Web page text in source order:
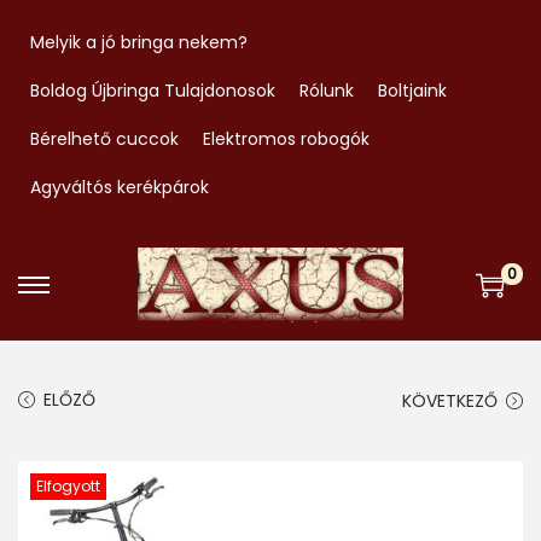
Melyik a jó bringa nekem?
Boldog Újbringa Tulajdonosok
Rólunk
Boltjaink
Bérelhető cuccok
Elektromos robogók
Agyváltós kerékpárok
S
S
0
ELŐZŐ KÖVETKEZŐ
Elfogyott